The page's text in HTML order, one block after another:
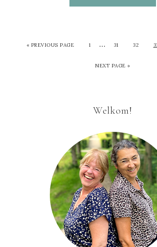
« PREVIOUS PAGE 1 … 31 32
NEXT PAGE »
Welkom!